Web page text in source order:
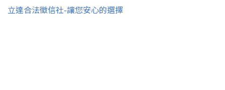
立達合法徵信社-讓您安心的選擇